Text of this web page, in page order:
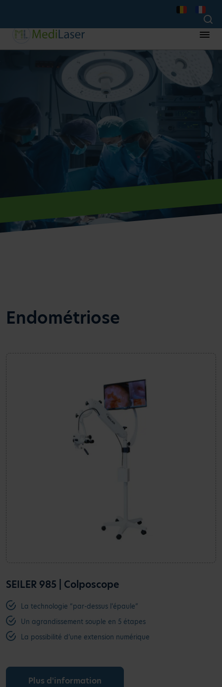
Endométriose
SEILER 985 | Colposcope
La technologie “par-dessus l’épaule”
Un agrandissement souple en 5 étapes
La possibilité d’une extension numérique
Plus d'information